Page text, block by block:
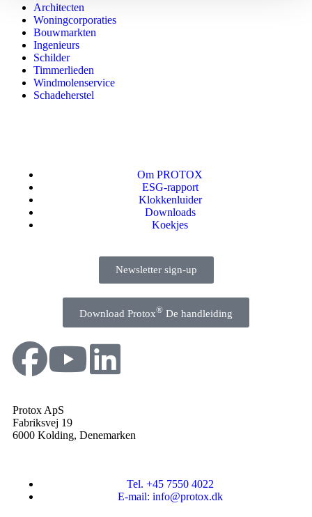
Architecten
Woningcorporaties
Bouwmarkten
Ingenieurs
Schilder
Timmerlieden
Windmolenservice
Schadeherstel
Om PROTOX
ESG-rapport
Klokkenluider
Downloads
Koekjes
Newsletter sign-up
Download Protox® De handleiding
Protox ApS
Fabriksvej 19
6000 Kolding, Denemarken
Tel. +45 7550 4022
E-mail: info@protox.dk